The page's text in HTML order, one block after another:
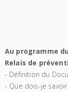
Au programme
Relais de
- Définition du
- Que dois-je savoir